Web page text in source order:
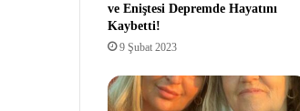
ve Eniştesi Depremde Hayatını
Kaybetti!
9 Şubat 2023